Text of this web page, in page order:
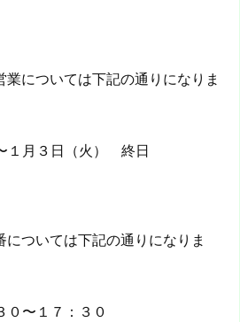
については下記の通りになりま
１月３日（火） 終日
ついては下記の通りになりま
〜１７：３０